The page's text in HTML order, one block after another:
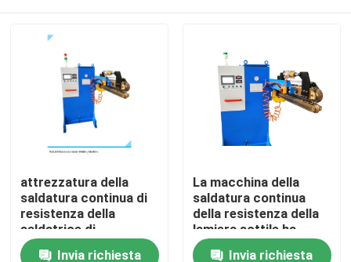
Casa
Chi siamo
Contatti
attrezzatura della
saldatura continua di
resistenza della
saldatrice di
resistenza di 1000mm
Invia richiesta
La macchina della
saldatura continua
della resistenza della
lamiera sottile ha
automatizzato il
Invia richiesta